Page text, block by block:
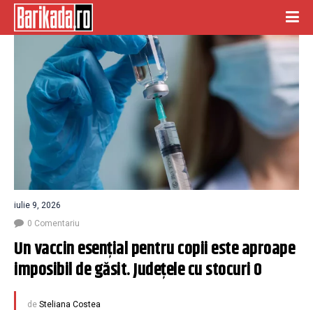
iulie 9, 2026
0 Comentariu
Un vaccin esențial pentru copii este aproape
imposibil de găsit. Judeţele cu stocuri 0
de Steliana Costea